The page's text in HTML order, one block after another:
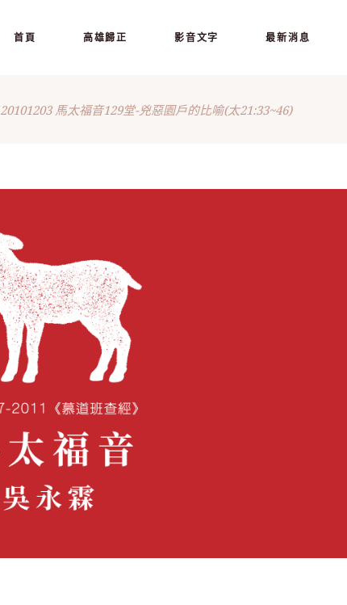
首頁 高雄歸正 影音文字 最新消息
20101203 馬太福音129堂-兇惡園戶的比喻(太21:33~46)